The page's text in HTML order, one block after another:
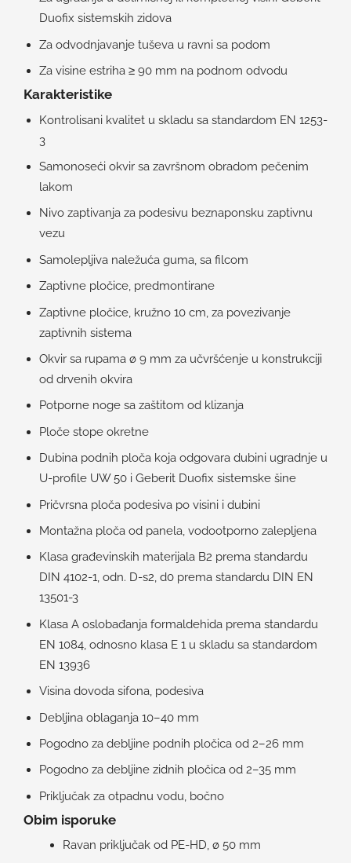
Duofix sistemskih zidova
Za odvodnjavanje tuševa u ravni sa podom
Za visine estriha ≥ 90 mm na podnom odvodu
Karakteristike
Kontrolisani kvalitet u skladu sa standardom EN 1253-
3
Samonoseći okvir sa završnom obradom pečenim
lakom
Nivo zaptivanja za podesivu beznaponsku zaptivnu
vezu
Samolepljiva naležuća guma, sa filcom
Zaptivne pločice, predmontirane
Zaptivne pločice, kružno 10 cm, za povezivanje
zaptivnih sistema
Okvir sa rupama ø 9 mm za učvršćenje u konstrukciji
od drvenih okvira
Potporne noge sa zaštitom od klizanja
Ploče stope okretne
Dubina podnih ploča koja odgovara dubini ugradnje u
U-profile UW 50 i Geberit Duofix sistemske šine
Pričvrsna ploča podesiva po visini i dubini
Montažna ploča od panela, vodootporno zalepljena
Klasa građevinskih materijala B2 prema standardu
DIN 4102-1, odn. D-s2, d0 prema standardu DIN EN
13501-3
Klasa A oslobađanja formaldehida prema standardu
EN 1084, odnosno klasa E 1 u skladu sa standardom
EN 13936
Visina dovoda sifona, podesiva
Debljina oblaganja 10–40 mm
Pogodno za debljine podnih pločica od 2–26 mm
Pogodno za debljine zidnih pločica od 2–35 mm
Priključak za otpadnu vodu, bočno
Obim isporuke
Ravan priključak od PE-HD, ø 50 mm